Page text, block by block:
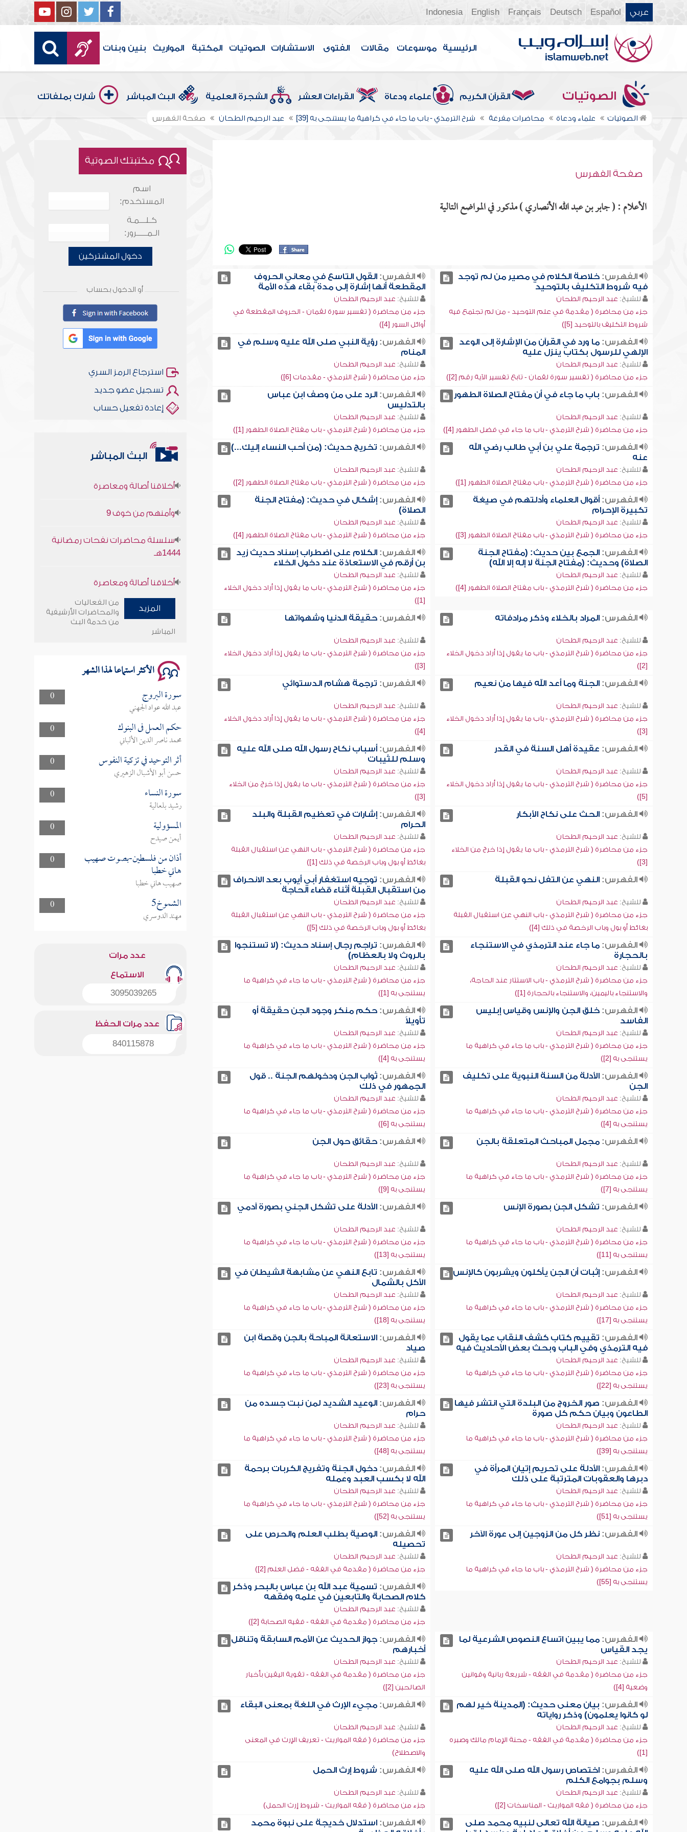
عربي Español
Deutsch
Français
English
Indonesia
الرئيسية موسوعات مقالات الفتوى الاستشارات الصوتيات المكتبة المواريث بنين وبنات
الصوتيات القرآن الكريم علماء ودعاة القراءات العشر الشجرة العلمية البث المباشر شارك بملفاتك
الصوتيات علماء ودعاة محاضرات مفرغة شرح الترمذي - باب ما جاء في كراهية ما يستنجى به [39] عبد الرحيم الطحان صفحة الفهرس
صفحة الفهرس
الأعلام : ( جابر بن عبد الله الأنصاري ) مذكور في المواضع التالية
الفهرس:خلاصة الكلام في مصير من لم توجد
فيه شروط التكليف بالتوحيد
للشيخ: عبد الرحيم الطحان
جزء من محاضرة ( مقدمة في علم التوحيد - من لم تجتمع فيه
شروط التكليف بالتوحيد [5])
الفهرس: القول التاسع في معاني الحروف
المقطعة أنها إشارة إلى مدة بقاء هذه الأمة
للشيخ: عبد الرحيم الطحان
جزء من محاضرة ( تفسير سورة لقمان - الحروف المقطعة في
أوائل السور [4])
الفهرس:ما ورد في القرآن من الإشارة إلى الوعد
الإلهي للرسول بكتاب ينزل عليه
للشيخ: عبد الرحيم الطحان
جزء من محاضرة ( تفسير سورة لقمان - تابع تفسير الآية رقم [2])
الفهرس: رؤية النبي صلى الله عليه وسلم في
المنام
للشيخ: عبد الرحيم الطحان
جزء من محاضرة ( شرح الترمذي - مقدمات [6])
الفهرس: باب ما جاء في أن مفتاح الصلاة الطهور
للشيخ: عبد الرحيم الطحان
جزء من محاضرة ( شرح الترمذي - باب ما جاء في فضل الطهور [4])
الفهرس: الرد على من وصف ابن عباس
بالتدليس
للشيخ: عبد الرحيم الطحان
جزء من محاضرة ( شرح الترمذي - باب مفتاح الصلاة الطهور [1])
الفهرس: ترجمة علي بن أبي طالب رضي الله
عنه
للشيخ: عبد الرحيم الطحان
جزء من محاضرة ( شرح الترمذي - باب مفتاح الصلاة الطهور [1])
الفهرس: تخريج حديث: (من أحب النساء إليك...)
للشيخ: عبد الرحيم الطحان
جزء من محاضرة ( شرح الترمذي - باب مفتاح الصلاة الطهور [2])
الفهرس:أقوال العلماء وأدلتهم في صيغة
تكبيرة الإحرام
للشيخ: عبد الرحيم الطحان
جزء من محاضرة ( شرح الترمذي - باب مفتاح الصلاة الطهور [3])
الفهرس: إشكال في حديث: (مفتاح الجنة
الصلاة)
للشيخ: عبد الرحيم الطحان
جزء من محاضرة ( شرح الترمذي - باب مفتاح الصلاة الطهور [4])
الفهرس:الجمع بين حديث: (مفتاح الجنة
الصلاة) وحديث: (مفتاح الجنة لا إله إلا الله)
للشيخ: عبد الرحيم الطحان
جزء من محاضرة ( شرح الترمذي - باب مفتاح الصلاة الطهور [4])
الفهرس: الكلام على اضطراب إسناد حديث زيد
بن أرقم في الاستعاذة عند دخول الخلاء
للشيخ: عبد الرحيم الطحان
جزء من محاضرة ( شرح الترمذي - باب ما يقول إذا أراد دخول الخلاء
[1])
الفهرس:المراد بالخلاء وذكر مرادفاته
للشيخ: عبد الرحيم الطحان
جزء من محاضرة ( شرح الترمذي - باب ما يقول إذا أراد دخول الخلاء
[2])
الفهرس: حقيقة الدنيا وشهواتها
للشيخ: عبد الرحيم الطحان
جزء من محاضرة ( شرح الترمذي - باب ما يقول إذا أراد دخول الخلاء
[3])
الفهرس:الجنة وما أعد الله فيها من نعيم
للشيخ: عبد الرحيم الطحان
جزء من محاضرة ( شرح الترمذي - باب ما يقول إذا أراد دخول الخلاء
[3])
الفهرس: ترجمة هشام الدستوائي
للشيخ: عبد الرحيم الطحان
جزء من محاضرة ( شرح الترمذي - باب ما يقول إذا أراد دخول الخلاء
[4])
الفهرس: عقيدة أهل السنة في القدر
للشيخ: عبد الرحيم الطحان
جزء من محاضرة ( شرح الترمذي - باب ما يقول إذا أراد دخول الخلاء
[5])
الفهرس: أسباب نكاح رسول الله صلى الله عليه
وسلم للثيبات
للشيخ: عبد الرحيم الطحان
جزء من محاضرة ( شرح الترمذي - باب ما يقول إذا خرج من الخلاء
[3])
الفهرس:الحث على نكاح الأبكار
للشيخ: عبد الرحيم الطحان
جزء من محاضرة ( شرح الترمذي - باب ما يقول إذا خرج من الخلاء
[3])
الفهرس: إشارات في تعظيم القبلة والبلد
الحرام
للشيخ: عبد الرحيم الطحان
جزء من محاضرة ( شرح الترمذي - باب النهي عن استقبال القبلة
بغائط أو بول وباب الرخصة في ذلك [1])
الفهرس:النهي عن التفل نحو القبلة
للشيخ: عبد الرحيم الطحان
جزء من محاضرة ( شرح الترمذي - باب النهي عن استقبال القبلة
بغائط أو بول وباب الرخصة في ذلك [4])
الفهرس: توجيه استغفار أبي أيوب بعد الانحراف
من استقبال القبلة أثناء قضاء الحاجة
للشيخ: عبد الرحيم الطحان
جزء من محاضرة ( شرح الترمذي - باب النهي عن استقبال القبلة
بغائط أو بول وباب الرخصة في ذلك [5])
الفهرس:ما جاء عند الترمذي في الاستنجاء
بالحجارة
للشيخ: عبد الرحيم الطحان
جزء من محاضرة ( شرح الترمذي - باب الاستتار عند الحاجة،
والاستنجاء باليمين، والاستنجاء بالحجارة [1])
الفهرس: تراجم رجال إسناد حديث: (لا تستنجوا
بالروث ولا بالعظام)
للشيخ: عبد الرحيم الطحان
جزء من محاضرة ( شرح الترمذي - باب ما جاء في كراهية ما
يستنجى به [1])
الفهرس:خلق الجن والإنس وقياس إبليس
الفاسد
للشيخ: عبد الرحيم الطحان
جزء من محاضرة ( شرح الترمذي - باب ما جاء في كراهية ما
يستنجى به [2])
الفهرس: حكم منكر وجود الجن حقيقة أو
تأويلاً
للشيخ: عبد الرحيم الطحان
جزء من محاضرة ( شرح الترمذي - باب ما جاء في كراهية ما
يستنجى به [4])
الفهرس:الأدلة من السنة النبوية على تكليف
الجن
للشيخ: عبد الرحيم الطحان
جزء من محاضرة ( شرح الترمذي - باب ما جاء في كراهية ما
يستنجى به [4])
الفهرس: ثواب الجن ودخولهم الجنة .. قول
الجمهور في ذلك
للشيخ: عبد الرحيم الطحان
جزء من محاضرة ( شرح الترمذي - باب ما جاء في كراهية ما
يستنجى به [6])
الفهرس:مجمل المباحث المتعلقة بالجن
للشيخ: عبد الرحيم الطحان
جزء من محاضرة ( شرح الترمذي - باب ما جاء في كراهية ما
يستنجى به [7])
الفهرس: حقائق حول الجن
للشيخ: عبد الرحيم الطحان
جزء من محاضرة ( شرح الترمذي - باب ما جاء في كراهية ما
يستنجى به [9])
الفهرس: تشكل الجن بصورة الإنس
للشيخ: عبد الرحيم الطحان
جزء من محاضرة ( شرح الترمذي - باب ما جاء في كراهية ما
يستنجى به [11])
الفهرس: الأدلة على تشكل الجني بصورة آدمي
للشيخ: عبد الرحيم الطحان
جزء من محاضرة ( شرح الترمذي - باب ما جاء في كراهية ما
يستنجى به [13])
الفهرس:إثبات أن الجن يأكلون ويشربون كالإنس
للشيخ: عبد الرحيم الطحان
جزء من محاضرة ( شرح الترمذي - باب ما جاء في كراهية ما
يستنجى به [17])
الفهرس: تابع النهي عن مشابهة الشيطان في
الأكل بالشمال
للشيخ: عبد الرحيم الطحان
جزء من محاضرة ( شرح الترمذي - باب ما جاء في كراهية ما
يستنجى به [18])
الفهرس: تقييم كتاب كشف النقاب عما يقول
فيه الترمذي وفي الباب وبحث بعض الأحاديث فيه
للشيخ: عبد الرحيم الطحان
جزء من محاضرة ( شرح الترمذي - باب ما جاء في كراهية ما
يستنجى به [22])
الفهرس: الاستعانة المباحة بالجن وقصة ابن
صياد
للشيخ: عبد الرحيم الطحان
جزء من محاضرة ( شرح الترمذي - باب ما جاء في كراهية ما
يستنجى به [23])
الفهرس: صور الخروج من البلدة التي انتشر فيها
الطاعون وبيان حكم كل صورة
للشيخ: عبد الرحيم الطحان
جزء من محاضرة ( شرح الترمذي - باب ما جاء في كراهية ما
يستنجى به [39])
الفهرس: الوعيد الشديد لمن نبت جسده من
حرام
للشيخ: عبد الرحيم الطحان
جزء من محاضرة ( شرح الترمذي - باب ما جاء في كراهية ما
يستنجى به [48])
الفهرس:الأدلة على تحريم إتيان المرأة في
دبرها والعقوبات المترتبة على ذلك
للشيخ: عبد الرحيم الطحان
جزء من محاضرة ( شرح الترمذي - باب ما جاء في كراهية ما
يستنجى به [51])
الفهرس: دخول الجنة وتفريج الكربات برحمة
الله لا بكسب العبد وعمله
للشيخ: عبد الرحيم الطحان
جزء من محاضرة ( شرح الترمذي - باب ما جاء في كراهية ما
يستنجى به [52])
الفهرس:نظر كل من الزوجين إلى عورة الآخر
للشيخ: عبد الرحيم الطحان
جزء من محاضرة ( شرح الترمذي - باب ما جاء في كراهية ما
يستنجى به [55])
الفهرس: الوصية بطلب العلم والحرص على
تحصيله
للشيخ: عبد الرحيم الطحان
جزء من محاضرة ( مقدمة في الفقه - فضل العلم [2])
الفهرس: تسمية عبد الله بن عباس بالبحر وذكر
كلام الصحابة والتابعين في علمه وفقهه
للشيخ: عبد الرحيم الطحان
جزء من محاضرة ( مقدمة في الفقه - فقيه الصحابة [2])
الفهرس:مما يبين اتساع النصوص الشرعية لما
يجد القياس
للشيخ: عبد الرحيم الطحان
جزء من محاضرة ( مقدمة في الفقه - شريعة ربانية وقوانين
وضعية [4])
الفهرس: جواز الحديث عن الأمم السابقة وتناقل
أخبارهم
للشيخ: عبد الرحيم الطحان
جزء من محاضرة ( مقدمة في الفقه - تقوية اليقين بأخبار
الصالحين [2])
الفهرس: بيان معنى حديث: (المدينة خير لهم
لو كانوا يعلمون) وذكر رواياته
للشيخ: عبد الرحيم الطحان
جزء من محاضرة ( مقدمة في الفقه - محنة الإمام مالك وصبره
[1])
الفهرس: مجيء الإرث في اللغة بمعنى البقاء
للشيخ: عبد الرحيم الطحان
جزء من محاضرة ( فقه المواريث - تعريف الإرث في المعنى
والاصطلاح)
الفهرس:اختصاص رسول الله صلى الله عليه
وسلم بجوامع الكلم
للشيخ: عبد الرحيم الطحان
جزء من محاضرة ( فقه المواريث - المناسخات [2])
الفهرس: شروط إرث الحمل
للشيخ: عبد الرحيم الطحان
جزء من محاضرة ( فقه المواريث - شروط إرث الحمل)
الفهرس: صيانة الله تعالى لنبيه محمد صلى
الفهرس: استدلال خديجة على نبوة محمد
مكتبتك الصوتية
اسم
المستخدم:
كـلـــمـة
الـمـــــرور:
دخول المشتركين
أو الدخول بحساب
استرجاع الرمز السري
تسجيل عضو جديد
إعادة تفعيل حساب
البث المباشر
1444هـ
سلسلة محاضرات نفحات رمضانية
1444هـ
المزيد
من الفعاليات
والمحاضرات الأرشيفية
من خدمة البث
المباشر
الأكثر استماعا لهذا الشهر
0 سورة البروج
عبد الله عواد الجهني
0
حكم العمل فى البنوك
محمد ناصر الدين الألباني
0
أثر التوحيد في تزكية النفوس
حسن أبو الأشبال الزهيري
0
سورة النساء
رشيد بلعالية
0
المسؤولية
أيمن صيدح
0
أذان من فلسطين-بصوت صهيب
هاني خطبا
صهيب هاني خطبا
0
الشموخ5
مهند الدوسري
عدد مرات
الاستماع
3095039265
عدد مرات الحفظ
840115878